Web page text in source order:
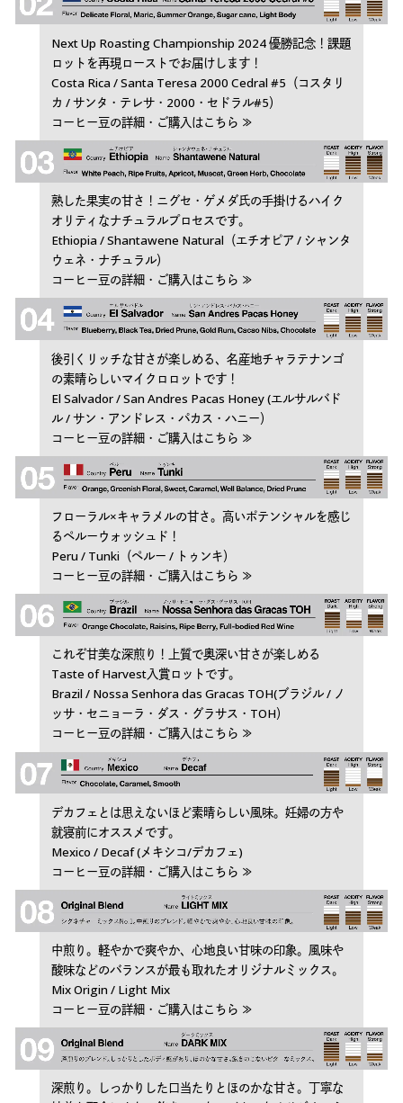
Next Up Roasting Championship 2024 優勝記念！課題
ロットを再現ローストでお届けします！
Costa Rica / Santa Teresa 2000 Cedral #5（コスタリ
カ / サンタ・テレサ・2000・セドラル#5）
コーヒー豆の詳細・ご購入はこちら ≫
熟した果実の甘さ！ニグセ・ゲメダ氏の手掛けるハイク
オリティなナチュラルプロセスです。
Ethiopia / Shantawene Natural（エチオピア / シャンタ
ウェネ・ナチュラル）
コーヒー豆の詳細・ご購入はこちら ≫
後引くリッチな甘さが楽しめる、名産地チャラテナンゴ
の素晴らしいマイクロロットです！
El Salvador / San Andres Pacas Honey (エルサルバド
ル / サン・アンドレス・パカス・ハニー）
コーヒー豆の詳細・ご購入はこちら ≫
フローラル×キャラメルの甘さ。高いポテンシャルを感じ
るペルーウォッシュド！
Peru / Tunki（ペルー / トゥンキ）
コーヒー豆の詳細・ご購入はこちら ≫
これぞ甘美な深煎り！上質で奥深い甘さが楽しめる
Taste of Harvest入賞ロットです。
Brazil / Nossa Senhora das Gracas TOH(ブラジル / ノ
ッサ・セニョーラ・ダス・グラサス・TOH）
コーヒー豆の詳細・ご購入はこちら ≫
デカフェとは思えないほど素晴らしい風味。妊婦の方や
就寝前にオススメです。
Mexico / Decaf (メキシコ/デカフェ)
コーヒー豆の詳細・ご購入はこちら ≫
中煎り。軽やかで爽やか、心地良い甘味の印象。風味や
酸味などのバランスが最も取れたオリジナルミックス。
Mix Origin / Light Mix
コーヒー豆の詳細・ご購入はこちら ≫
深煎り。しっかりした口当たりとほのかな甘さ。丁寧な